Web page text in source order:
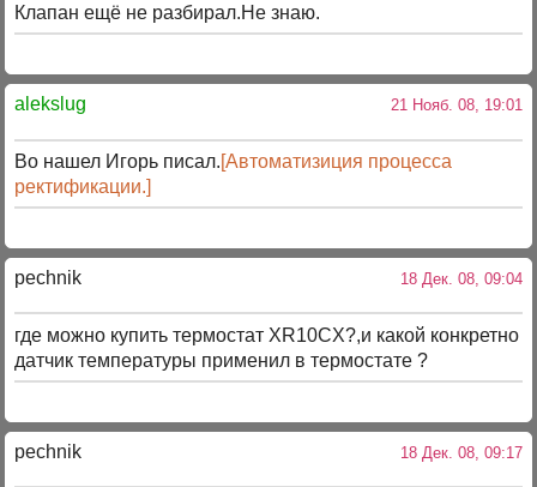
Клапан ещё не разбирал.Не знаю.
alekslug 21 Нояб. 08, 19:01
Во нашел Игорь писал.[Автоматизиция процесса
ректификации.]
pechnik 18 Дек. 08, 09:04
где можно купить термостат XR10CX?,и какой конкретно
датчик температуры применил в термостате ?
pechnik 18 Дек. 08, 09:17